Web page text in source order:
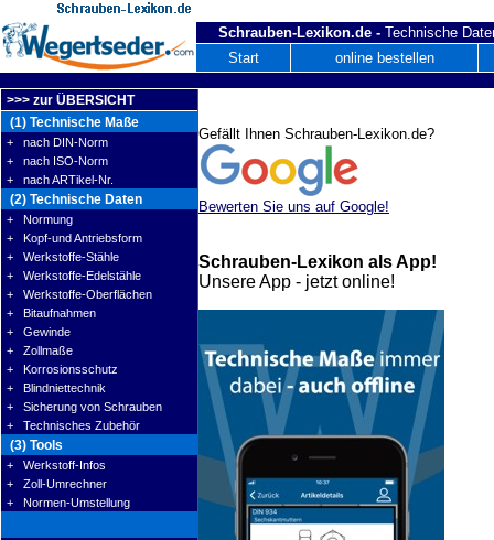
Schrauben-Lexikon.de - Technische
Start
online bestellen
>>> zur ÜBERSICHT
(1) Technische Maße
+ nach DIN-Norm
+ nach ISO-Norm
+ nach ARTikel-Nr.
(2) Technische Daten
+ Normung
+ Kopf-und Antriebsform
+ Werkstoffe-Stähle
+ Werkstoffe-Edelstähle
+ Werkstoffe-Oberflächen
+ Bitaufnahmen
+ Gewinde
+ Zollmaße
+ Korrosionsschutz
+ Blindniettechnik
+ Sicherung von Schrauben
+ Technisches Zubehör
(3) Tools
+ Werkstoff-Infos
+ Zoll-Umrechner
+ Normen-Umstellung
Gefällt Ihnen Schrauben-Lexikon.de?
Bewerten Sie uns auf Google!
Schrauben-Lexikon als App!
Unsere App - jetzt online!